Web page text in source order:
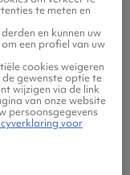
voor
te meten en
en kunnen uw
een profiel van uw
cookies weigeren
gewenste optie te
wijzigen via de link
van onze website
persoonsgegevens
voor